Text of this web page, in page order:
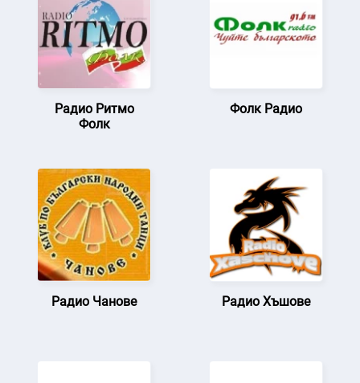
Радио Ритмо
Фолк
Фолк Радио
Радио Чанове Радио Хъшове